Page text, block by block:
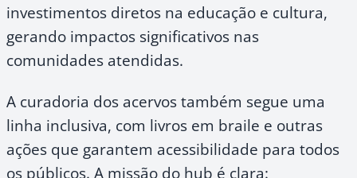
investimentos diretos na educação e cultura,
gerando impactos significativos nas
comunidades atendidas.
A curadoria dos acervos também segue uma
linha inclusiva, com livros em braile e outras
ações que garantem acessibilidade para todos
os públicos. A missão do hub é clara: